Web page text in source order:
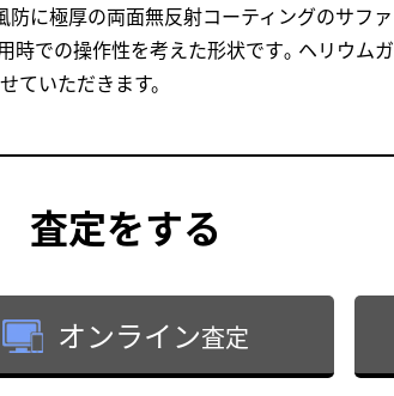
に極厚の両面無反射コーティングのサフ
での操作性を考えた形状です｡ ヘリウム
ていただきます。
査定をする
オンライン査定